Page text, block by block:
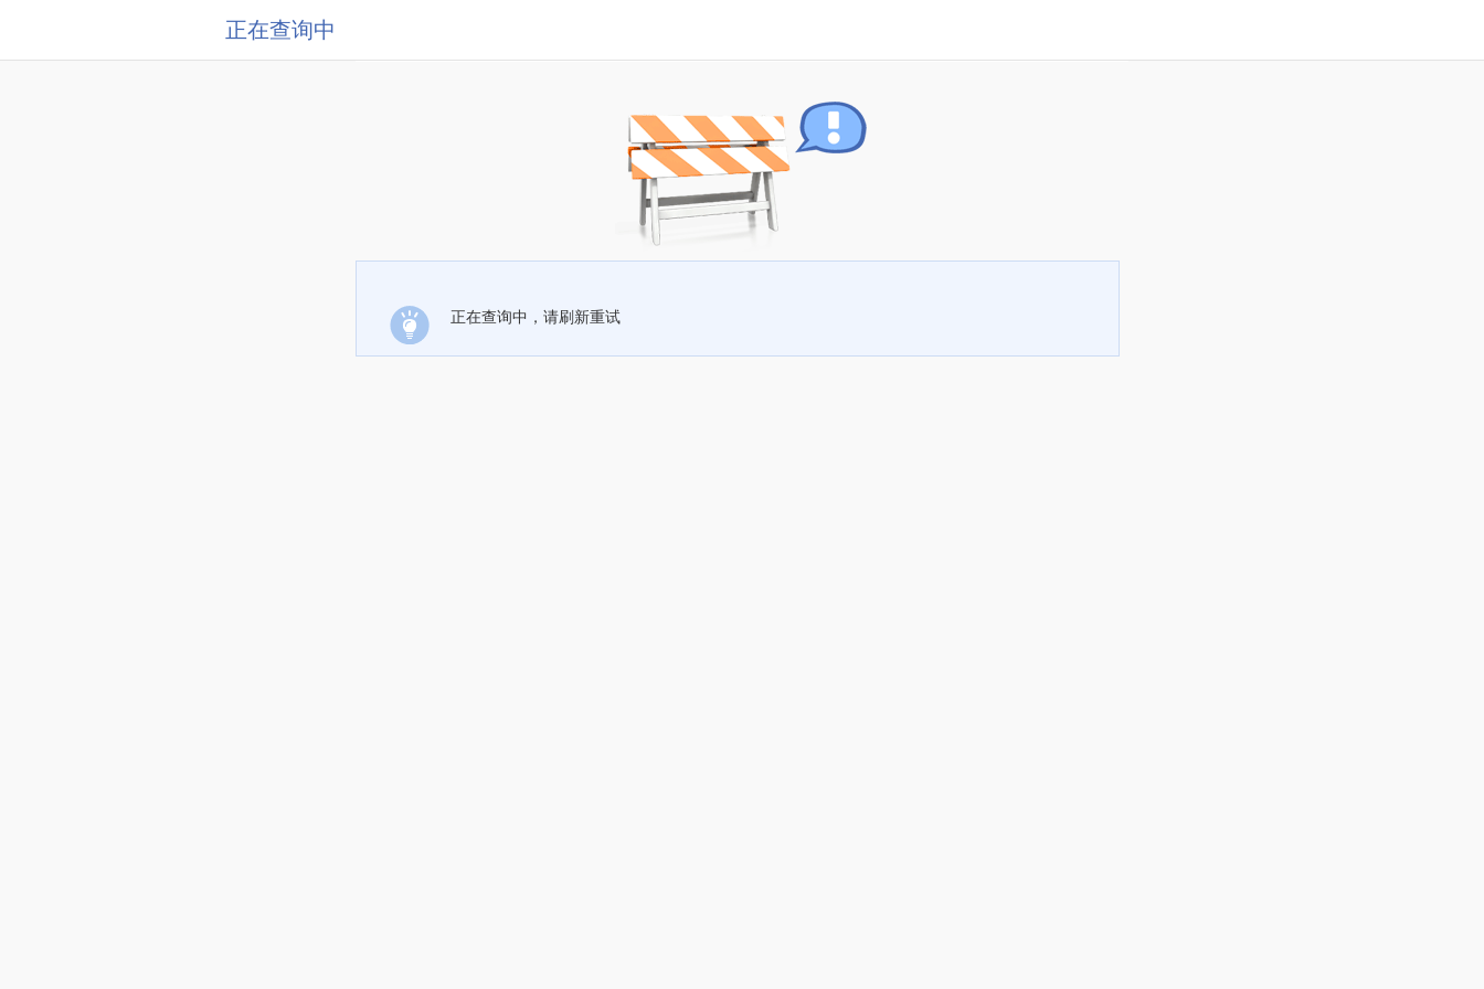
正在查询中
正在查询中，请刷新重试